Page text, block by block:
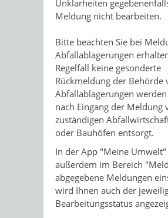
Unklarheiten
Meldung nicht bearbeiten.
Bitte beachten Sie bei
Abfallablagerungen
Regelfall keine gesonderte
Rückmeldung der Behörde
Abfallablagerungen
nach Eingang der Meldung
zuständigen
oder Bauhöfen entsorgt.
In der App "Meine Umwelt"
außerdem im Bereich
abgegebene Meldungen
wird Ihnen auch der
Bearbeitungsstatus